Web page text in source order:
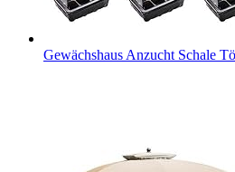
Gewächshaus Anzucht Schale